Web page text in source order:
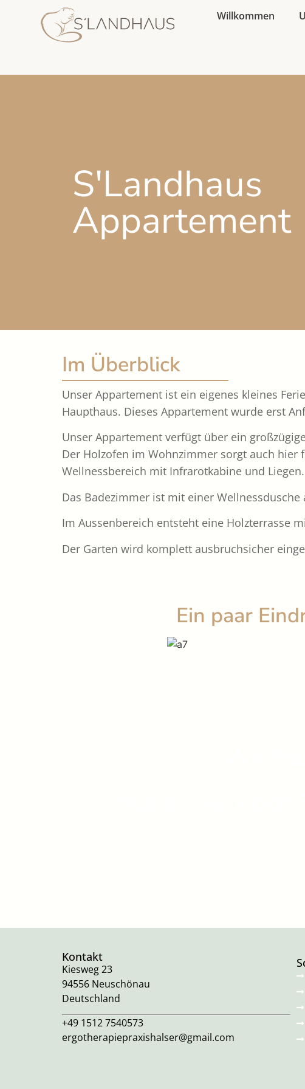
Willkommen
S'Landhaus
Appartement
Im Überblick
Unser Appartement ist ein eigenes kleines
Haupthaus. Dieses Appartement wurde erst
Unser Appartement verfügt über ein
Der Holzofen im Wohnzimmer sorgt auch
Wellnessbereich mit Infrarotkabine und Liegen.
Das Badezimmer ist mit einer Wellnessdusche
Im Aussenbereich entsteht eine Holzterrasse
Der Garten wird komplett ausbruchsicher
Ein paar
Kontakt
Kiesweg 23
94556 Neuschönau
Deutschland
+49 1512 7540573
ergotherapiepraxishalser@gmail.com